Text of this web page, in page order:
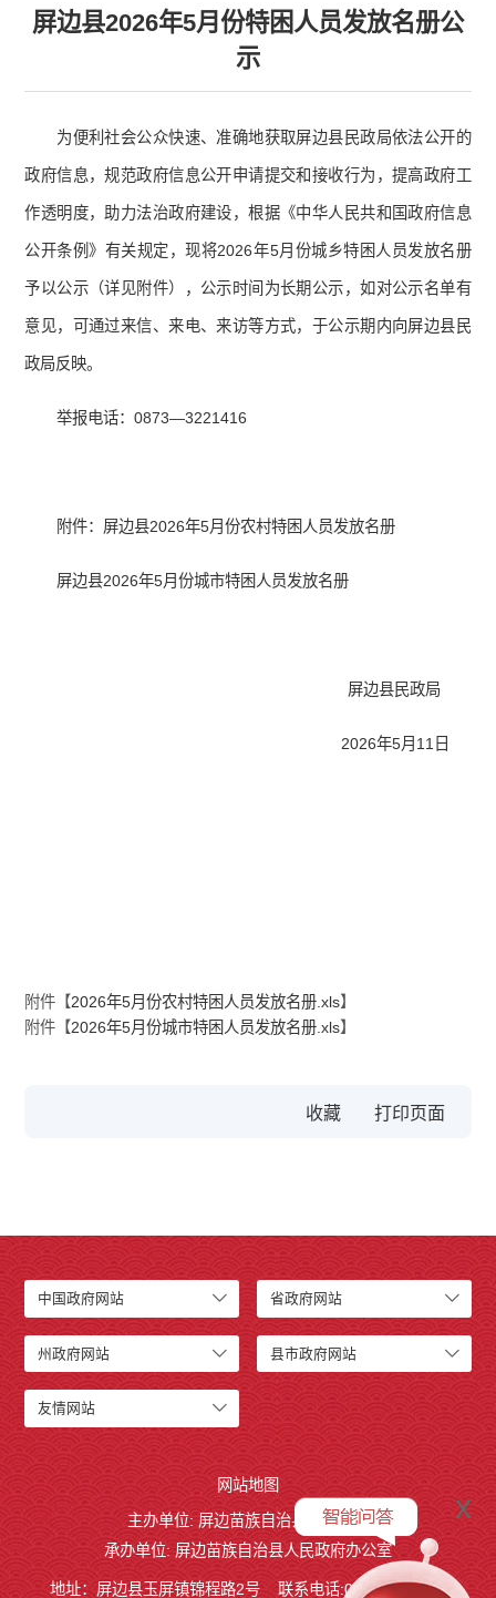
屏边县2026年5月份特困人员发放名册公
示
为便利社会公众快速、准确地获取屏边县民政局依法公开的
政府信息，规范政府信息公开申请提交和接收行为，提高政府工
作透明度，助力法治政府建设，根据《中华人民共和国政府信息
公开条例》有关规定，现将2026年5月份城乡特困人员发放名册
予以公示（详见附件），公示时间为长期公示，如对公示名单有
意见，可通过来信、来电、来访等方式，于公示期内向屏边县民
政局反映。
举报电话：0873—3221416
附件：屏边县2026年5月份农村特困人员发放名册
屏边县2026年5月份城市特困人员发放名册
屏边县民政局
2026年5月11日
附件【2026年5月份农村特困人员发放名册.xls】
附件【2026年5月份城市特困人员发放名册.xls】
收藏
中国政府网站 省政府网站
州政府网站 县市政府网站
友情网站
网站地图
主办单位: 屏边苗族自治县人民政府
承办单位: 屏边苗族自治县人民政府办公室
地址：屏边县玉屏镇锦程路2号 联系电话:0873-3221803
x